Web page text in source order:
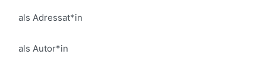
als Adressat*in
als Autor*in